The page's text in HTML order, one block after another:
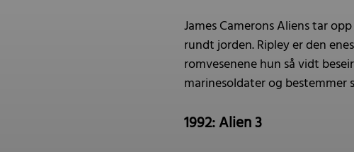
James Camerons Aliens tar
rundt jorden. Ripley er den
romvesenene hun så vidt
marinesoldater og
1992: Alien 3